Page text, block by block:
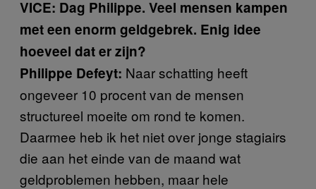
VICE: Dag Philippe. Veel mensen kampen
met een enorm geldgebrek. Enig idee
hoeveel dat er zijn?
Philippe Defeyt: Naar schatting heeft
ongeveer 10 procent van de mensen
structureel moeite om rond te komen.
Daarmee heb ik het niet over jonge stagiairs
die aan het einde van de maand wat
geldproblemen hebben, maar hele